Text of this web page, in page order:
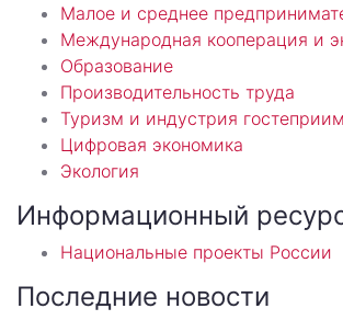
Малое и среднее
Международная кооперация и
Образование
Производительность труда
Туризм и индустрия
Цифровая экономика
Экология
Информационный
Национальные проекты России
Последние новости